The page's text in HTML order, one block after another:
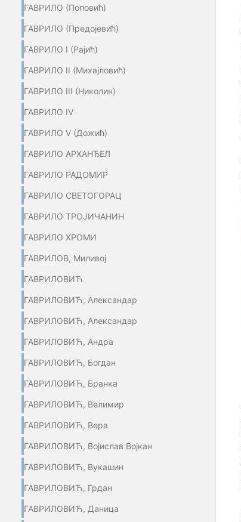
ГАВРИЛО (Поповић)
ГАВРИЛО (Предојевић)
ГАВРИЛО I (Рајић)
ГАВРИЛО II (Михајловић)
ГАВРИЛО III (Николин)
ГАВРИЛО IV
ГАВРИЛО V (Дожић)
ГАВРИЛО АРХАНЂЕЛ
ГАВРИЛО РАДОМИР
ГАВРИЛО СВЕТОГОРАЦ
ГАВРИЛО ТРОЈИЧАНИН
ГАВРИЛО ХРОМИ
ГАВРИЛОВ, Миливој
ГАВРИЛОВИЋ
ГАВРИЛОВИЋ, Александар
ГАВРИЛОВИЋ, Александар
ГАВРИЛОВИЋ, Андра
ГАВРИЛОВИЋ, Богдан
ГАВРИЛОВИЋ, Бранка
ГАВРИЛОВИЋ, Велимир
ГАВРИЛОВИЋ, Вера
ГАВРИЛОВИЋ, Војислав Војкан
ГАВРИЛОВИЋ, Вукашин
ГАВРИЛОВИЋ, Грдан
ГАВРИЛОВИЋ, Даница